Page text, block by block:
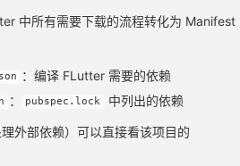
中所有需要下载的流程转化为 Manifest
：编译 FLutter 需要的依赖
： pubspec.lock 中列出的依赖
外部依赖）可以直接看该项目的